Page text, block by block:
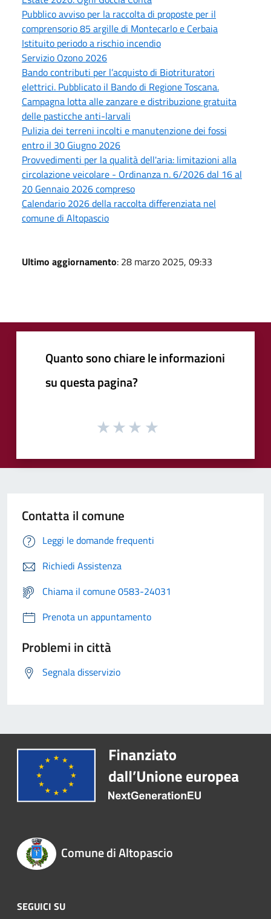
Pubblico avviso per la raccolta di proposte per il
comprensorio 85 argille di Montecarlo e Cerbaia
Istituito periodo a rischio incendio
Servizio Ozono 2026
Bando contributi per l’acquisto di Biotrituratori
elettrici. Pubblicato il Bando di Regione Toscana.
Campagna lotta alle zanzare e distribuzione gratuita
delle pasticche anti-larvali
Pulizia dei terreni incolti e manutenzione dei fossi
entro il 30 Giugno 2026
Provvedimenti per la qualità dell'aria: limitazioni alla
circolazione veicolare - Ordinanza n. 6/2026 dal 16 al
20 Gennaio 2026 compreso
Calendario 2026 della raccolta differenziata nel
comune di Altopascio
Ultimo aggiornamento: 28 marzo 2025, 09:33
Quanto sono chiare le informazioni
su questa pagina?
Contatta il comune
Leggi le domande frequenti
Richiedi Assistenza
Chiama il comune 0583-24031
Prenota un appuntamento
Problemi in città
Segnala disservizio
Comune di Altopascio
SEGUICI SU